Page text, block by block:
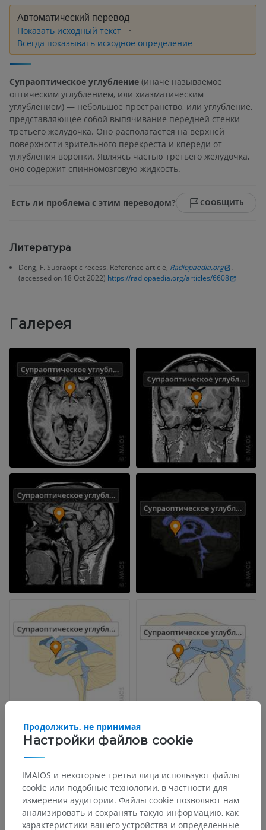
Автоматический перевод
Показать исходный текст
Всегда показывать исходное определение
Супраоптическое углубление (иначе называемое
оптическим углублением, или хиазматическим
углублением) — небольшое пространство, или углубление,
представляющее собой выпячивание передней стенки
третьего желудочка. Оно располагается на верхней
поверхности зрительного перекреста и кпереди от
углубления воронки. Являясь частью третьего желудочка,
оно содержит спинномозговую жидкость.
Есть ли проблема с этим переводом? СООБЩИТЬ
Литература
Deng, F. Supraoptic recess. Reference article, Radiopaedia.org
.
(accessed on 18 Oct 2022) https://radiopaedia.org/articles/6608
Галерея
Настройки файлов cookie
Продолжить, не принимая
IMAIOS и некоторые третьи лица используют файлы
cookie или подобные технологии, в частности для
измерения аудитории. Файлы cookie позволяют нам
анализировать и сохранять такую информацию, как
характеристики вашего устройства и определенные